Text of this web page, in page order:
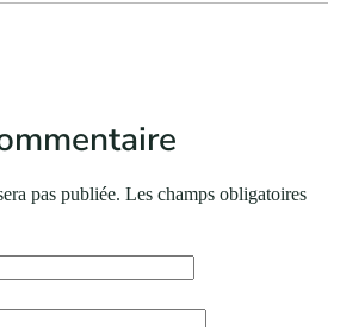
pas publiée. Les champs obligatoires